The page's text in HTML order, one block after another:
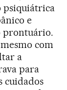
psiquiátrica
e
prontuário.
com
a
para
cuidados